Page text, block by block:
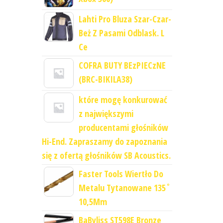
Lahti Pro Bluza Szar-Czar-
Beż Z Pasami Odblask. L
Ce
COFRA BUTY BEzPIECzNE
(BRC-BIKILA38)
które mogę konkurować
z największymi
producentami głośników
Hi-End. Zapraszamy do zapoznania
się z ofertą głośników SB Acoustics.
Faster Tools Wiertło Do
Metalu Tytanowane 135˚
10,5Mm
BaByliss ST598E Bronze